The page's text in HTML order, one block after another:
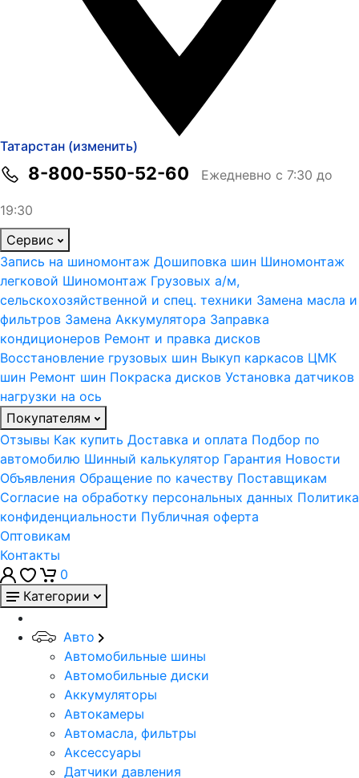
Татарстан (изменить)
8-800-550-52-60 Ежедневно с 7:30 до
19:30
Сервис
Запись на шиномонтаж Дошиповка шин Шиномонтаж
легковой Шиномонтаж Грузовых а/м,
сельскохозяйственной и спец. техники Замена масла и
фильтров Замена Аккумулятора Заправка
кондиционеров Ремонт и правка дисков
Восстановление грузовых шин Выкуп каркасов ЦМК
шин Ремонт шин Покраска дисков Установка датчиков
нагрузки на ось
Покупателям
Отзывы Как купить Доставка и оплата Подбор по
автомобилю Шинный калькулятор Гарантия Новости
Объявления Обращение по качеству Поставщикам
Согласие на обработку персональных данных Политика
конфиденциальности Публичная оферта
Оптовикам
Контакты
0
Категории
Авто
Автомобильные шины
Автомобильные диски
Аккумуляторы
Автокамеры
Автомасла, фильтры
Аксессуары
Датчики давления